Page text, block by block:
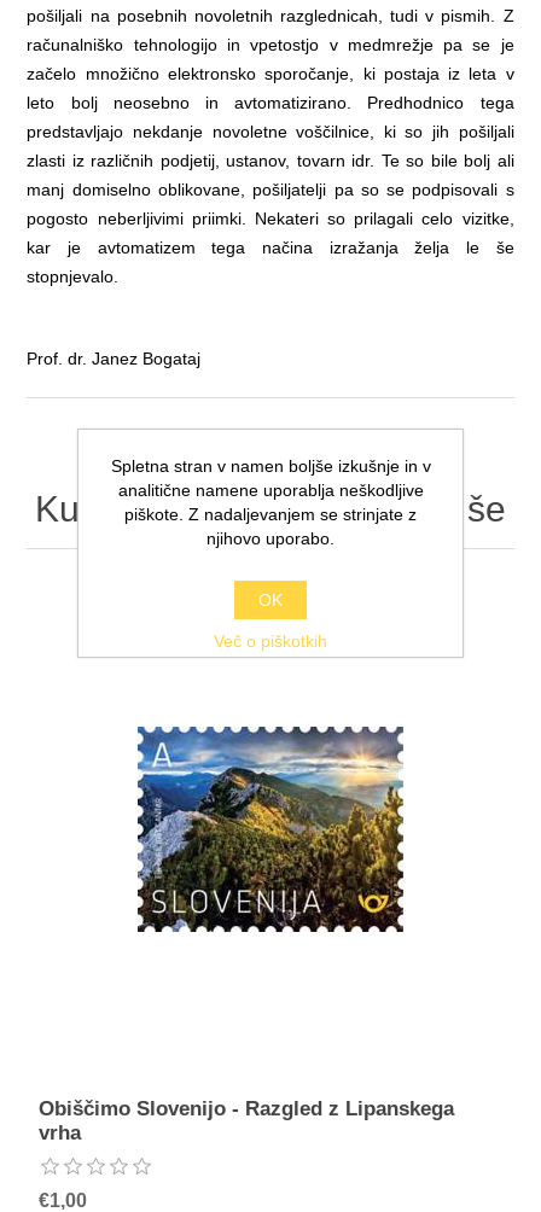
pošiljali na posebnih novoletnih razglednicah, tudi v pismih. Z
računalniško tehnologijo in vpetostjo v medmrežje pa se je
začelo množično elektronsko sporočanje, ki postaja iz leta v
leto bolj neosebno in avtomatizirano. Predhodnico tega
predstavljajo nekdanje novoletne voščilnice, ki so jih pošiljali
zlasti iz različnih podjetij, ustanov, tovarn idr. Te so bile bolj ali
manj domiselno oblikovane, pošiljatelji pa so se podpisovali s
pogosto neberljivimi priimki. Nekateri so prilagali celo vizitke,
kar je avtomatizem tega načina izražanja želja le še
stopnjevalo.
Prof. dr. Janez Bogataj
Kupci tega artikla so kupili še
Obiščimo Slovenijo - Razgled z Lipanskega
vrha
€1,00
Spletna stran v namen boljše izkušnje in v
analitične namene uporablja neškodljive
piškote. Z nadaljevanjem se strinjate z
njihovo uporabo.
OK
Več o piškotkih